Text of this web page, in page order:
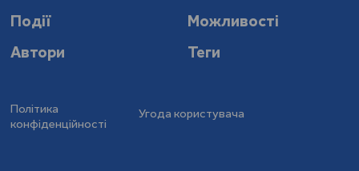
Події
Можливості
Автори
Теги
Політика
конфіденційності
Угода користувача